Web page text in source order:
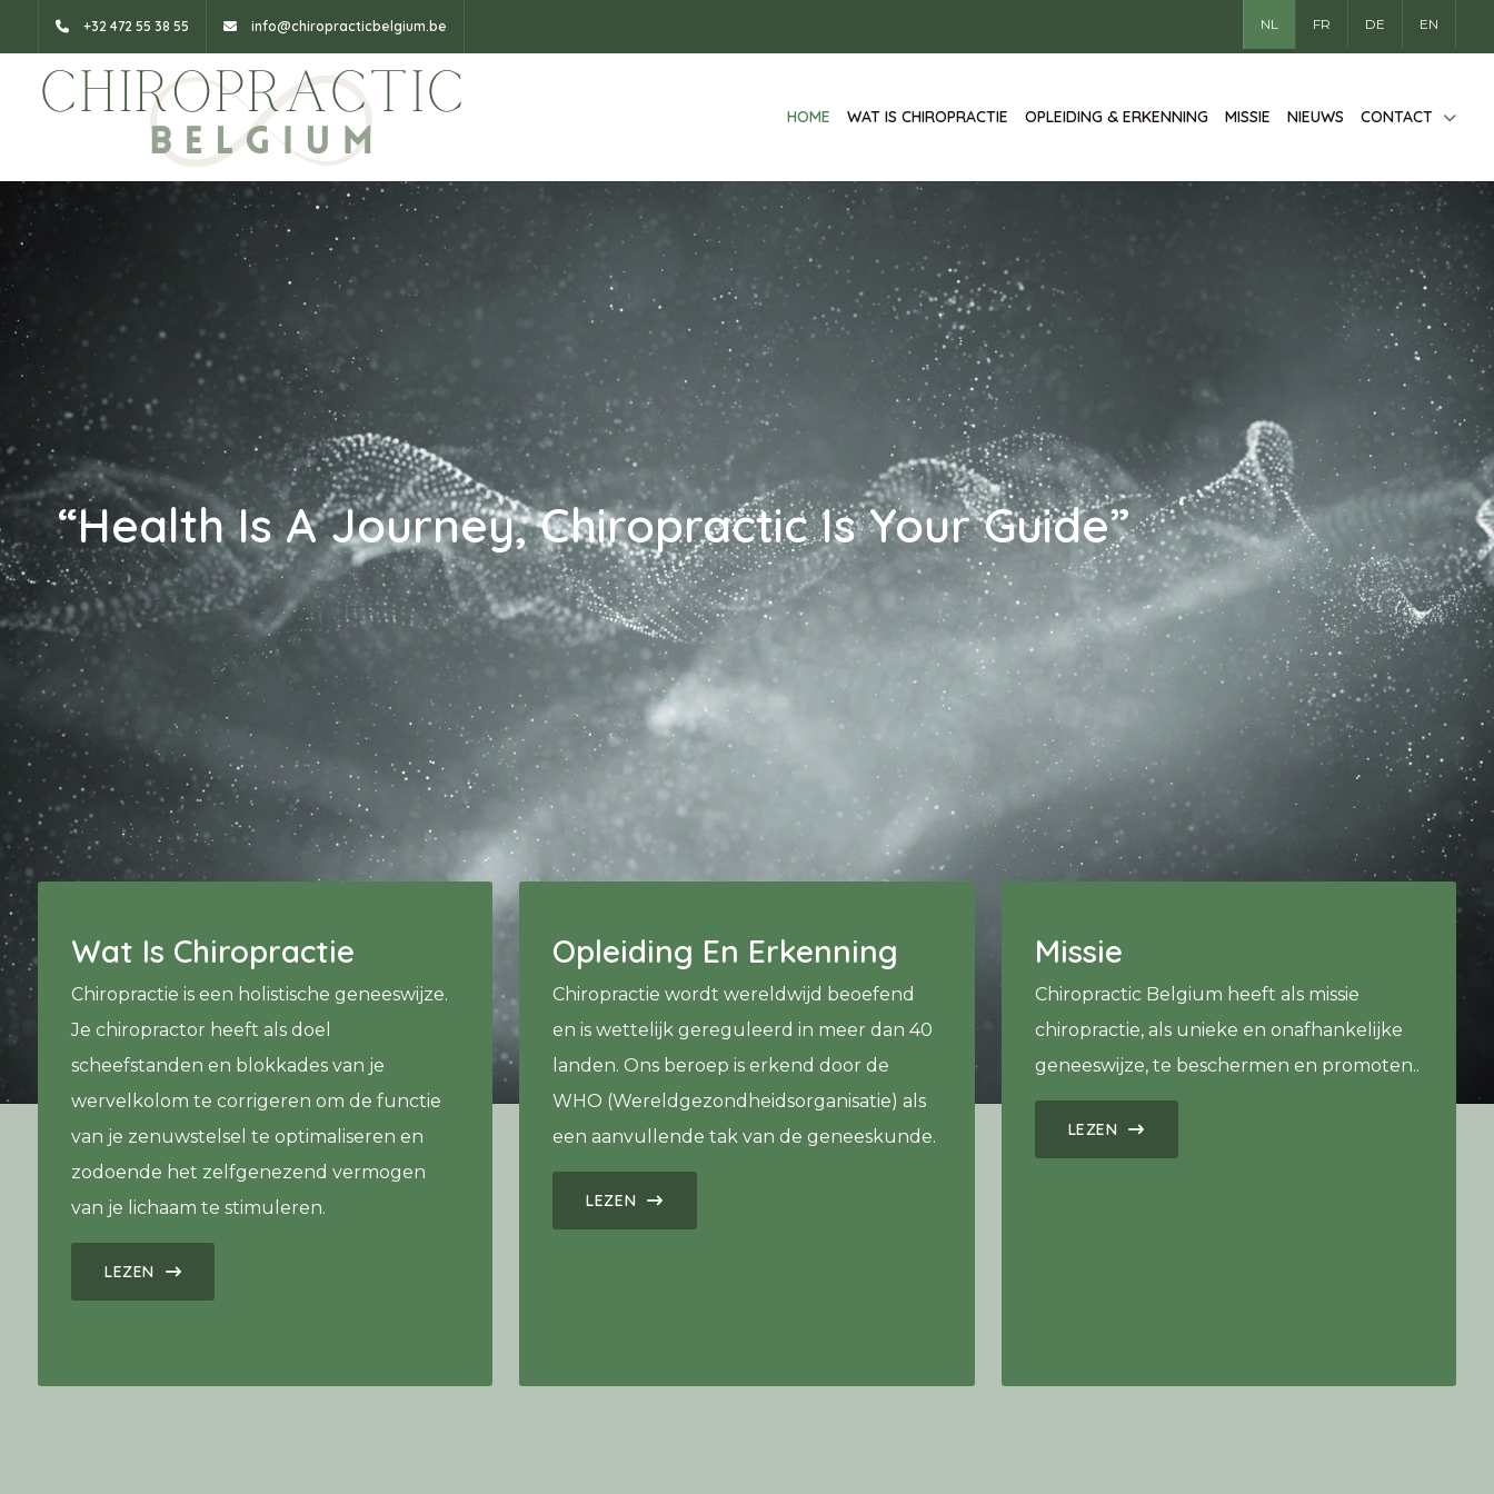
NL FR DE EN
+32 472 55 38 55 info@chiropracticbelgium.be
HOME WAT IS CHIROPRACTIE OPLEIDING & ERKENNING MISSIE NIEUWS CONTACT
“Health Is A Journey, Chiropractic Is Your Guide”
Wat Is Chiropractie
Chiropractie is een holistische geneeswijze.
Je chiropractor heeft als doel
scheefstanden en blokkades van je
wervelkolom te corrigeren om de functie
van je zenuwstelsel te optimaliseren en
zodoende het zelfgenezend vermogen
van je lichaam te stimuleren.
LEZEN
Opleiding En Erkenning
Chiropractie wordt wereldwijd beoefend
en is wettelijk gereguleerd in meer dan 40
landen. Ons beroep is erkend door de
WHO (Wereldgezondheidsorganisatie) als
een aanvullende tak van de geneeskunde.
LEZEN
Missie
Chiropractic Belgium heeft als missie
chiropractie, als unieke en onafhankelijke
geneeswijze, te beschermen en promoten..
LEZEN